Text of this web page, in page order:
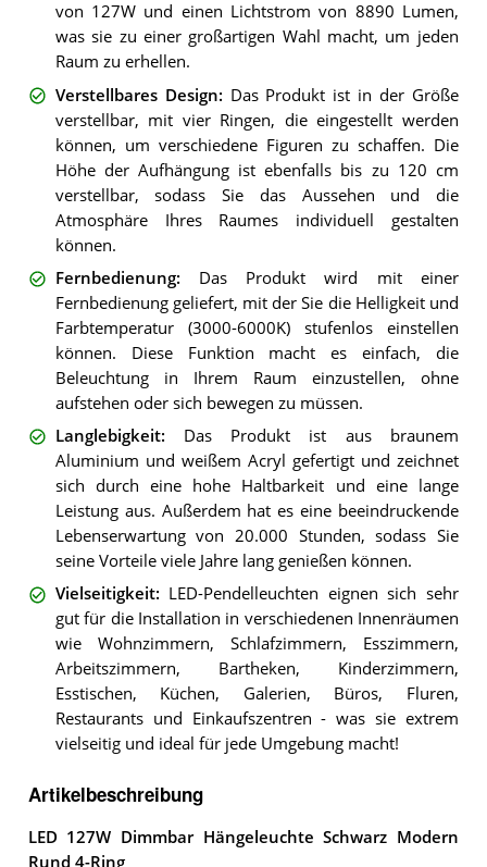
von 127W und einen Lichtstrom von 8890 Lumen,
was sie zu einer großartigen Wahl macht, um jeden
Raum zu erhellen.
Verstellbares Design: Das Produkt ist in der Größe
verstellbar, mit vier Ringen, die eingestellt werden
können, um verschiedene Figuren zu schaffen. Die
Höhe der Aufhängung ist ebenfalls bis zu 120 cm
verstellbar, sodass Sie das Aussehen und die
Atmosphäre Ihres Raumes individuell gestalten
können.
Fernbedienung: Das Produkt wird mit einer
Fernbedienung geliefert, mit der Sie die Helligkeit und
Farbtemperatur (3000-6000K) stufenlos einstellen
können. Diese Funktion macht es einfach, die
Beleuchtung in Ihrem Raum einzustellen, ohne
aufstehen oder sich bewegen zu müssen.
Langlebigkeit: Das Produkt ist aus braunem
Aluminium und weißem Acryl gefertigt und zeichnet
sich durch eine hohe Haltbarkeit und eine lange
Leistung aus. Außerdem hat es eine beeindruckende
Lebenserwartung von 20.000 Stunden, sodass Sie
seine Vorteile viele Jahre lang genießen können.
Vielseitigkeit: LED-Pendelleuchten eignen sich sehr
gut für die Installation in verschiedenen Innenräumen
wie Wohnzimmern, Schlafzimmern, Esszimmern,
Arbeitszimmern, Bartheken, Kinderzimmern,
Esstischen, Küchen, Galerien, Büros, Fluren,
Restaurants und Einkaufszentren - was sie extrem
vielseitig und ideal für jede Umgebung macht!
Artikelbeschreibung
LED 127W Dimmbar Hängeleuchte Schwarz Modern
Rund 4-Ring